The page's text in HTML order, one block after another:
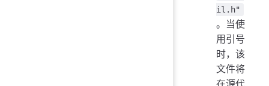
il.h"
。当使
用引号
时，该
文件将
在源代